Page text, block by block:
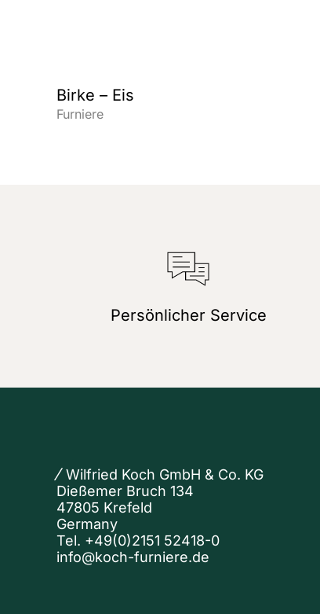
Birke – Eis
Furniere
Persönlicher Service
Wilfried Koch GmbH & Co. KG
Dießemer Bruch 134
47805 Krefeld
Germany
Tel. +49(0)2151 52418-0
info@koch-furniere.de